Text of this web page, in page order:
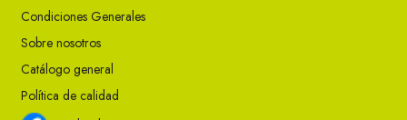
Condiciones Generales
Sobre nosotros
Catálogo general
Política de calidad